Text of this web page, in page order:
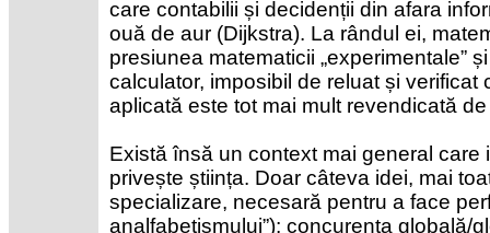
care contabilii și decidenții din afara
ouă de aur (Dijkstra). La rândul ei,
presiunea matematicii „experimentale”
calculator, imposibil de reluat și verificat
aplicată este tot mai mult revendicată
Există însă un context mai general
privește știința. Doar câteva idei, mai
specializare, necesară pentru a face
analfabetismului”); concurența globală/